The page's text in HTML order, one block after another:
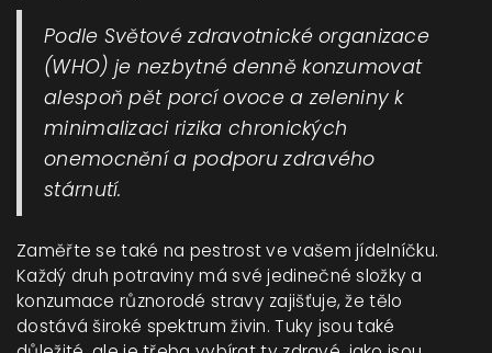
Podle Světové zdravotnické organizace
(WHO) je nezbytné denně konzumovat
alespoň pět porcí ovoce a zeleniny k
minimalizaci rizika chronických
onemocnění a podporu zdravého
stárnutí.
Zaměřte se také na pestrost ve vašem jídelníčku.
Každý druh potraviny má své jedinečné složky a
konzumace různorodé stravy zajišťuje, že tělo
dostává široké spektrum živin. Tuky jsou také